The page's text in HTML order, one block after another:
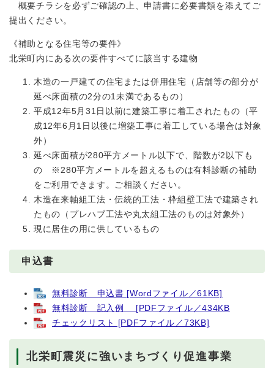
概要チラシを必ずご確認の上、申請書に必要書類を添えてご
提出ください。
《補助となる住宅等の要件》
北栄町内にある次の要件すべてに該当する建物
木造の一戸建ての住宅または併用住宅（店舗等の部分が
延べ床面積の2分の1未満であるもの）
平成12年5月31日以前に建築工事に着工されたもの（平
成12年6月1日以後に増築工事に着工している場合は対象
外）
延べ床面積が280平方メートル以下で、階数が2以下も
の ※280平方メートルを超えるものは有料診断の補助
をご利用できます。ご相談ください。
木造在来軸組工法・伝統的工法・枠組壁工法で建築され
たもの（プレハブ工法や丸太組工法のものは対象外）
現に居住の用に供しているもの
申込書
無料診断 申込書 [Wordファイル／61KB]
無料診断 記入例 [PDFファイル／434KB
チェックリスト [PDFファイル／73KB]
北栄町震災に強いまちづくり促進事業